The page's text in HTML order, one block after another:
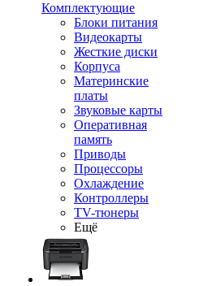
Комплектующие
Блоки питания
Видеокарты
Жесткие диски
Корпуса
Материнские
платы
Звуковые карты
Оперативная
память
Приводы
Процессоры
Охлаждение
Контроллеры
TV-тюнеры
Ещё